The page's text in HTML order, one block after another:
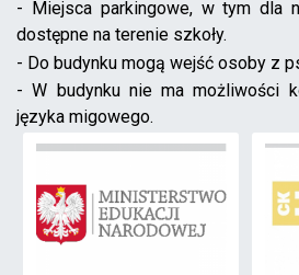
- Miejsca parkingowe, w tym dla
dostępne na terenie szkoły.
- Do budynku mogą wejść osoby z
- W budynku nie ma możliwości
języka migowego.